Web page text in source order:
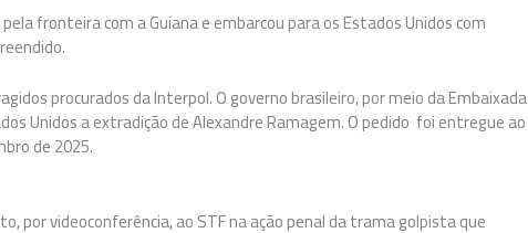
fronteira com a Guiana e embarcou para os Estados Unidos com
procurados da Interpol. O governo brasileiro, por meio da Embaixada
Unidos a extradição de Alexandre Ramagem. O pedido foi entregue ao
de 2025.
por videoconferência, ao STF na ação penal da trama golpista que